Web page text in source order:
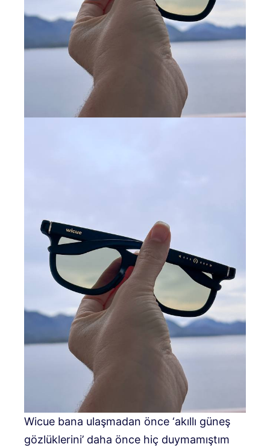
Wicue bana ulaşmadan önce ‘akıllı güneş
gözlüklerini’ daha önce hiç duymamıştım